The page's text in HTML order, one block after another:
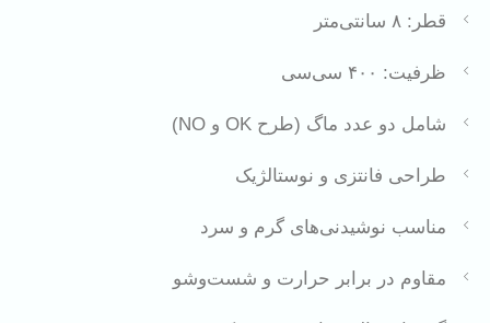
قطر: ۸ سانتی‌متر
ظرفیت: ۴۰۰ سی‌سی
شامل دو عدد ماگ (طرح OK و NO)
طراحی فانتزی و نوستالژیک
مناسب نوشیدنی‌های گرم و سرد
مقاوم در برابر حرارت و شست‌وشو